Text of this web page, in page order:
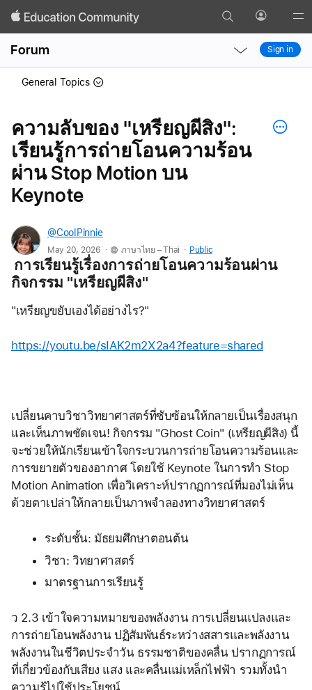
Search Profile
Forum
Local
Nav
Local
Nav
Sign in
General Topics
ความลับของ "เหรียญผีสิง":
เรียนรู้การถ่ายโอนความร้อน
ผ่าน Stop Motion บน
Keynote
@CoolPinnie
May 20, 2026 . ภาษาไทย – Thai . Public
การเรียนรู้เรื่องการถ่ายโอนความร้อนผ่าน
กิจกรรม "เหรียญผีสิง"
"เหรียญขยับเองได้อย่างไร?"
https://youtu.be/sIAK2m2X2a4?feature=shared
เปลี่ยนคาบวิชาวิทยาศาสตร์ที่ซับซ้อนให้กลายเป็นเรื่องสนุก
และเห็นภาพชัดเจน! กิจกรรม "Ghost Coin" (เหรียญผีสิง) นี้
จะช่วยให้นักเรียนเข้าใจกระบวนการถ่ายโอนความร้อนและ
การขยายตัวของอากาศ โดยใช้ Keynote ในการทำ Stop
Motion Animation เพื่อวิเคราะห์ปรากฏการณ์ที่มองไม่เห็น
ด้วยตาเปล่าให้กลายเป็นภาพจำลองทางวิทยาศาสตร์
ระดับชั้น: มัธยมศึกษาตอนต้น
วิชา: วิทยาศาสตร์
มาตรฐานการเรียนรู้
ว 2.3 เข้าใจความหมายของพลังงาน การเปลี่ยนแปลงและ
การถ่ายโอนพลังงาน ปฏิสัมพันธ์ระหว่างสสารและพลังงาน
พลังงานในชีวิตประจำวัน ธรรมชาติของคลื่น ปรากฏการณ์
ที่เกี่ยวข้องกับเสียง แสง และคลื่นแม่เหล็กไฟฟ้า รวมทั้งนำ
ความรู้ไปใช้ประโยชน์